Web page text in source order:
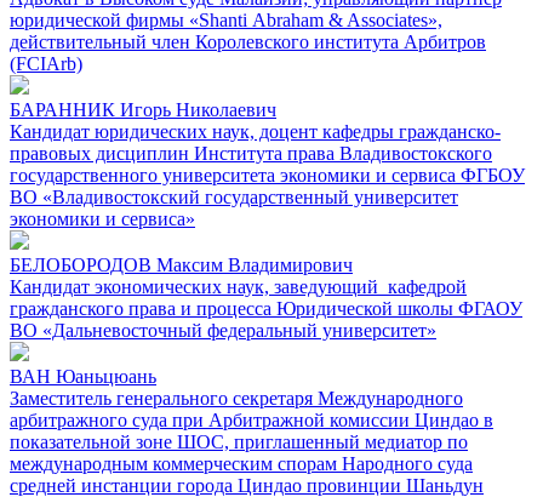
юридической фирмы «Shanti Abraham & Associates»,
действительный член Королевского института Арбитров
(FCIArb)
БАРАННИК Игорь Николаевич
Кандидат юридических наук, доцент кафедры гражданско-
правовых дисциплин Института права Владивостокского
государственного университета экономики и сервиса ФГБОУ
ВО «Владивостокский государственный университет
экономики и сервиса»
БЕЛОБОРОДОВ Максим Владимирович
Кандидат экономических наук, заведующий кафедрой
гражданского права и процесса Юридической школы ФГАОУ
ВО «Дальневосточный федеральный университет»
ВАН Юаньцюань
Заместитель генерального секретаря Международного
арбитражного суда при Арбитражной комиссии Циндао в
показательной зоне ШОС, приглашенный медиатор по
международным коммерческим спорам Народного суда
средней инстанции города Циндао провинции Шаньдун